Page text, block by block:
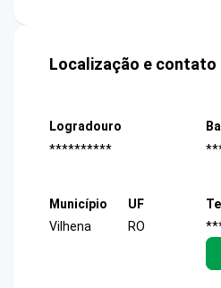
Localização e contato
Logradouro
**********
Município
Vilhena
UF
RO